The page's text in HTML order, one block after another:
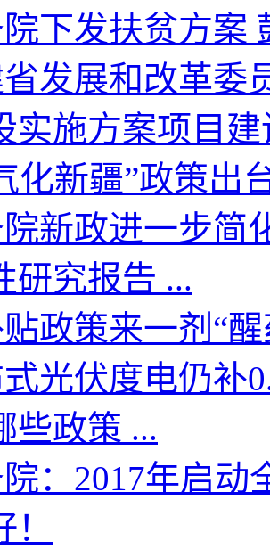
院下发扶贫方案
发展和改革委
实施方案项目
化新疆”政策出
院新政进一步简
研究报告 ...
政策来一剂“醒
光伏度电仍补
些政策 ...
院：2017年启